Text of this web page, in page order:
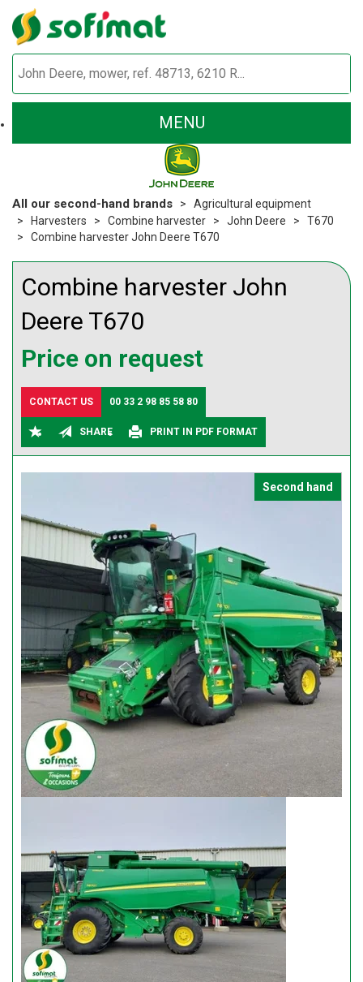
MENU
All our second-hand brands
Agricultural equipment
Harvesters
Combine harvester John Deere
T670
Combine harvester John Deere T670
Combine harvester John
Deere T670
Price on request
CONTACT US 00 33 2 98 85 58 80
SHARE PRINT IN PDF FORMAT
Second hand